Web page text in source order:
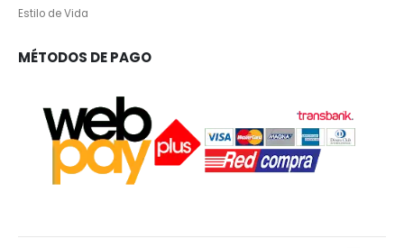
Estilo de Vida
MÉTODOS DE PAGO